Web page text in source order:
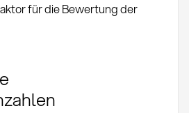
für die Bewertung der